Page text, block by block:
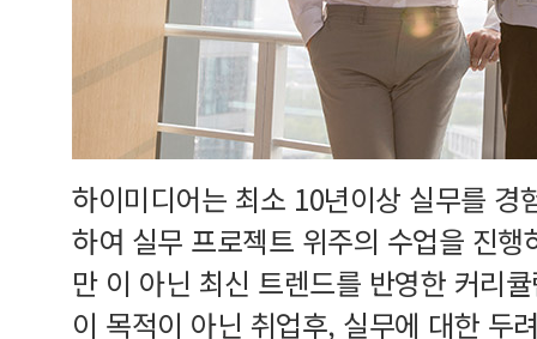
하이미디어는 최소 10년이상 실무를 경
하여 실무 프로젝트 위주의 수업을 진
만 이 아닌 최신 트렌드를 반영한 커리
이 목적이 아닌 취업후, 실무에 대한 두